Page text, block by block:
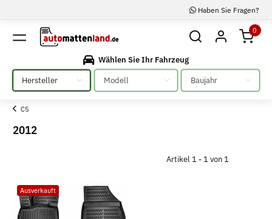
Haben Sie Fragen?
0
Wählen Sie Ihr Fahrzeug
Bitte auswählen
Bitte auswählen Bitte auswählen
C5
2012
Artikel 1 - 1 von 1
Ausverkauft